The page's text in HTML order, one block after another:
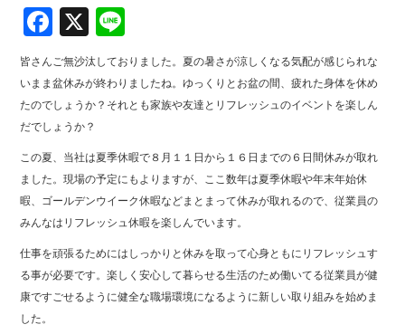
F
a
c
e
b
o
o
k
X
n
e
皆さんご無沙汰しておりました。夏の暑さが涼しくなる気配が感じられな
いまま盆休みが終わりましたね。ゆっくりとお盆の間、疲れた身体を休め
たのでしょうか？それとも家族や友達とリフレッシュのイベントを楽しん
だでしょうか？
この夏、当社は夏季休暇で８月１１日から１６日までの６日間休みが取れ
ました。現場の予定にもよりますが、ここ数年は夏季休暇や年末年始休
暇、ゴールデンウイーク休暇などまとまって休みが取れるので、従業員の
みんなはリフレッシュ休暇を楽しんでいます。
仕事を頑張るためにはしっかりと休みを取って心身ともにリフレッシュす
る事が必要です。楽しく安心して暮らせる生活のため働いてる従業員が健
康ですごせるように健全な職場環境になるように新しい取り組みを始めま
した。